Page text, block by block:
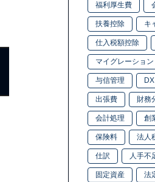
福利厚生費
扶養控除 キ
仕入税額控除
マイグレーション
与信管理 DX
出張費 財務
会計処理 創
保険料 法人
仕訳 人手不
固定資産 法